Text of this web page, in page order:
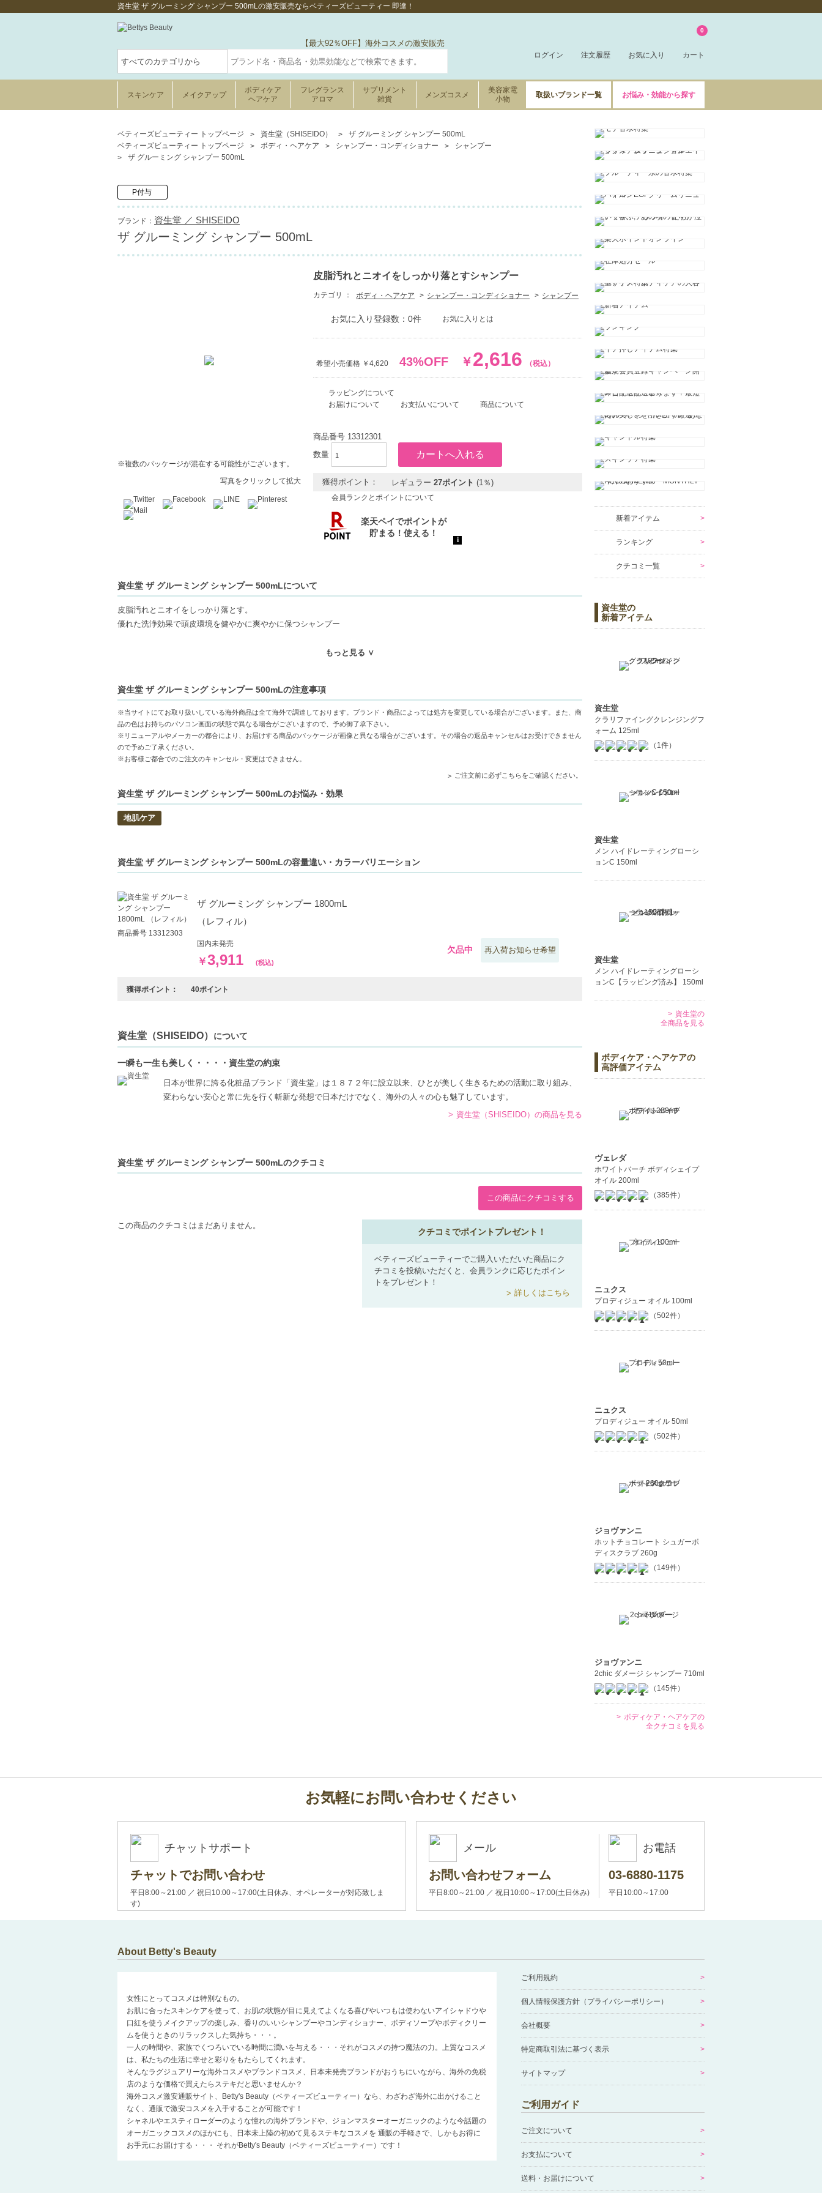
資生堂 ザ グルーミング シャンプー 500mLの激安販売ならベティーズビューティー 即達！
【最大92％OFF】海外コスメの激安販売
ログイン 注文履歴 お気に入り カート
0
スキンケア メイクアップ
ボディケア
ヘアケア
フレグランス
アロマ
サプリメント
雑貨
メンズコスメ
美容家電
小物
取扱いブランド一覧 お悩み・効能から探す
ベティーズビューティー トップページ 資生堂（SHISEIDO）
ザ グルーミング シャンプー 500mL
ベティーズビューティー トップページ
ボディ・ヘアケア シャンプー・コンディショナー
シャンプー
ザ グルーミング シャンプー 500mL
P付与
ブランド： 資生堂 ／ SHISEIDO
ザ グルーミング シャンプー 500mL
※複数のパッケージが混在する可能性がございます。
写真をクリックして拡大
皮脂汚れとニオイをしっかり落とすシャンプー
カテゴリ ： ボディ・ヘアケア シャンプー・コンディショナー シャンプー
お気に入り登録数：0件 お気に入りとは
希望小売価格 ￥4,620 43%OFF ￥2,616 （税込）
ラッピングについて
お届けについて
お支払いについて 商品について
商品番号 13312301
数量
獲得ポイント： レギュラー 27ポイント (1％)
会員ランクとポイントについて
資生堂 ザ グルーミング シャンプー 500mLについて
皮脂汚れとニオイをしっかり落とす。
優れた洗浄効果で頭皮環境を健やかに爽やかに保つシャンプー
健やかな頭皮環境-使うたびに頭皮をリフレッシュし、健康的に保つことをサポートします。
【こんな方へおすすめ】
頭皮のべたつきやニオイが気になる方
すっきりとした洗浄感を求める方
もっと見る ∨
資生堂 ザ グルーミング シャンプー 500mLの注意事項
※当サイトにてお取り扱いしている海外商品は全て海外で調達しております。ブランド・商品によっては処方を変更している場合がございます。また、商
品の色はお持ちのパソコン画面の状態で異なる場合がございますので、予め御了承下さい。
※リニューアルやメーカーの都合により、お届けする商品のパッケージが画像と異なる場合がございます。その場合の返品キャンセルはお受けできません
ので予めご了承ください。
※お客様ご都合でのご注文のキャンセル・変更はできません。
ご注文前に必ずこちらをご確認ください。
資生堂 ザ グルーミング シャンプー 500mLのお悩み・効果
地肌ケア
資生堂 ザ グルーミング シャンプー 500mLの容量違い・カラーバリエーション
商品番号 13312303
ザ グルーミング シャンプー 1800mL
（レフィル）
国内未発売
￥3,911 (税込)
欠品中 再入荷お知らせ希望
獲得ポイント： 40ポイント
資生堂（SHISEIDO） について
一瞬も一生も美しく・・・・資生堂の約束
日本が世界に誇る化粧品ブランド「資生堂」は１８７２年に設立以来、ひとが美しく生きるための活動に取り組み、
変わらない安心と常に先を行く斬新な発想で日本だけでなく、海外の人々の心も魅了しています。
資生堂（SHISEIDO）の商品を見る
資生堂 ザ グルーミング シャンプー 500mLのクチコミ
この商品にクチコミする
この商品のクチコミはまだありません。
クチコミでポイントプレゼント！
ベティーズビューティーでご購入いただいた商品にク
チコミを投稿いただくと、会員ランクに応じたポイン
トをプレゼント！
詳しくはこちら
新着アイテム
ランキング
クチコミ一覧
資生堂の
新着アイテム
資生堂
クラリファイングクレンジングフ
ォーム 125ml
（1件）
資生堂
メン ハイドレーティングローシ
ョンC 150ml
資生堂
メン ハイドレーティングローシ
ョンC【ラッピング済み】 150ml
資生堂の
全商品を見る
ボディケア・ヘアケアの
高評価アイテム
ヴェレダ
ホワイトバーチ ボディシェイプ
オイル 200ml
（385件）
ニュクス
プロディジュー オイル 100ml
（502件）
ニュクス
プロディジュー オイル 50ml
（502件）
ジョヴァンニ
ホットチョコレート シュガーボ
ディスクラブ 260g
（149件）
ジョヴァンニ
2chic ダメージ シャンプー 710ml
（145件）
ボディケア・ヘアケアの
全クチコミを見る
お気軽にお問い合わせください
チャットサポート
チャットでお問い合わせ
平日8:00～21:00 ／ 祝日10:00～17:00(土日休み、オペレーターが対応致しま
す)
メール
お問い合わせフォーム
平日8:00～21:00 ／ 祝日10:00～17:00(土日休み)
お電話
03-6880-1175
平日10:00～17:00
About Betty's Beauty
女性にとってコスメは特別なもの。
お肌に合ったスキンケアを使って、お肌の状態が目に見えてよくなる喜びやいつもは使わないアイシャドウや
口紅を使うメイクアップの楽しみ、香りのいいシャンプーやコンディショナー、ボディソープやボディクリー
ムを使うときのリラックスした気持ち・・・。
一人の時間や、家族でくつろいでいる時間に潤いを与える・・・それがコスメの持つ魔法の力。上質なコスメ
は、私たちの生活に幸せと彩りをもたらしてくれます。
そんなラグジュアリーな海外コスメやブランドコスメ、日本未発売ブランドがおうちにいながら、海外の免税
店のような価格で買えたらステキだと思いませんか？
海外コスメ激安通販サイト、Betty's Beauty（ベティーズビューティー）なら、わざわざ海外に出かけること
なく、通販で激安コスメを入手することが可能です！
シャネルやエスティローダーのような憧れの海外ブランドや、ジョンマスターオーガニックのような今話題の
オーガニックコスメのほかにも、日本未上陸の初めて見るステキなコスメを 通販の手軽さで、しかもお得に
お手元にお届けする・・・ それがBetty's Beauty（ベティーズビューティー）です！
ご利用規約
個人情報保護方針（プライバシーポリシー）
会社概要
特定商取引法に基づく表示
サイトマップ
ご利用ガイド
ご注文について
お支払について
送料・お届けについて